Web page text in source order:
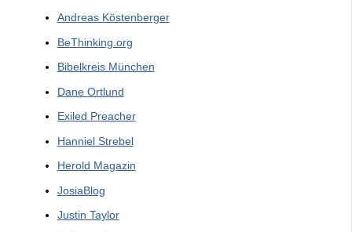
Andreas Köstenberger
BeThinking.org
Bibelkreis München
Dane Ortlund
Exiled Preacher
Hanniel Strebel
Herold Magazin
JosiaBlog
Justin Taylor